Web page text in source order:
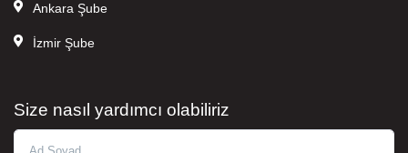
Ankara Şube
İzmir Şube
Size nasıl yardımcı olabiliriz